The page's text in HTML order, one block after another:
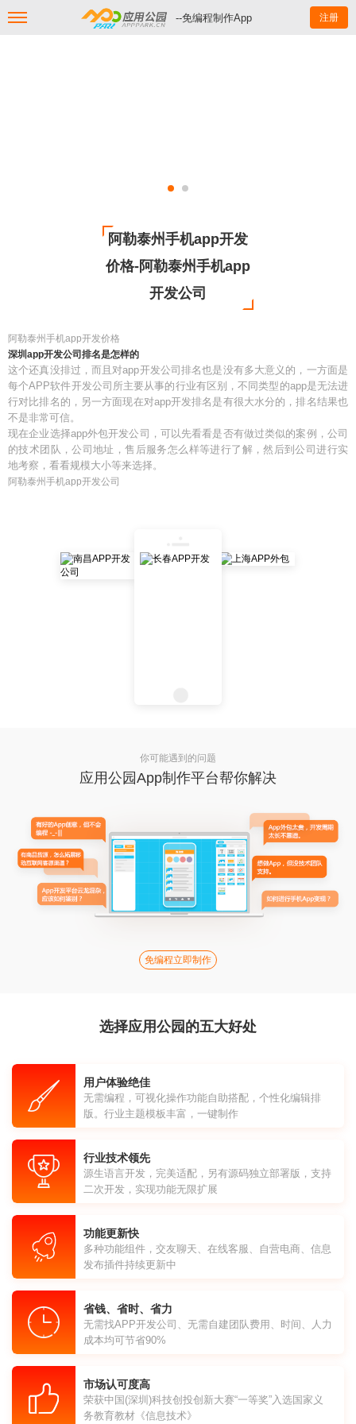
--免编程制作App 注册
阿勒泰州手机app开发
价格-阿勒泰州手机app
开发公司
阿勒泰州手机app开发价格
深圳app开发公司排名是怎样的
这个还真没排过，而且对app开发公司排名也是没有多大意义的，一方面是
每个APP软件开发公司所主要从事的行业有区别，不同类型的app是无法进
行对比排名的，另一方面现在对app开发排名是有很大水分的，排名结果也
不是非常可信。
现在企业选择app外包开发公司，可以先看看是否有做过类似的案例，公司
的技术团队，公司地址，售后服务怎么样等进行了解，然后到公司进行实
地考察，看看规模大小等来选择。
阿勒泰州手机app开发公司
你可能遇到的问题
应用公园App制作平台帮你解决
免编程立即制作
选择应用公园的五大好处
用户体验绝佳
无需编程，可视化操作功能自助搭配，个性化编辑排
版。行业主题模板丰富，一键制作
行业技术领先
源生语言开发，完美适配，另有源码独立部署版，支持
二次开发，实现功能无限扩展
功能更新快
多种功能组件，交友聊天、在线客服、自营电商、信息
发布插件持续更新中
省钱、省时、省力
无需找APP开发公司、无需自建团队费用、时间、人力
成本均可节省90%
市场认可度高
荣获中国(深圳)科技创投创新大赛“一等奖”入选国家义
务教育教材《信息技术》